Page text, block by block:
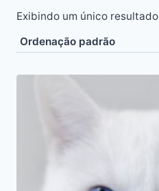
Exibindo um único resultado